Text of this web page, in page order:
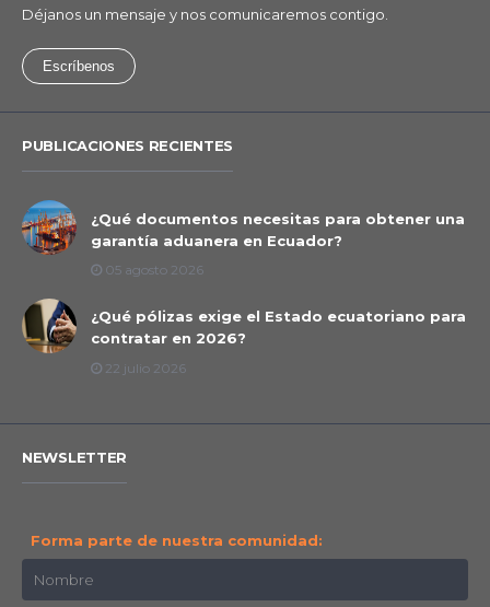
Déjanos un mensaje y nos comunicaremos contigo.
Escríbenos
PUBLICACIONES RECIENTES
¿Qué documentos necesitas para obtener una
garantía aduanera en Ecuador?
05 agosto 2026
¿Qué pólizas exige el Estado ecuatoriano para
contratar en 2026?
22 julio 2026
NEWSLETTER
Forma parte de nuestra comunidad: